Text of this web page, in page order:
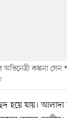
কঙ্কনা সেন
হয়ে যায়।